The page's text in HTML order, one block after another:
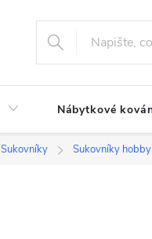
Nábytkové
Sukovníky Sukovníky